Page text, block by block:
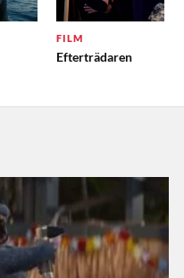
FILM
Efterträdaren